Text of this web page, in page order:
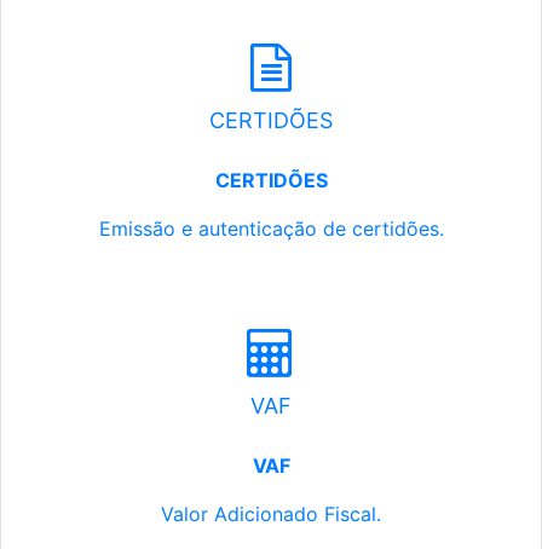
CERTIDÕES
CERTIDÕES
Emissão e autenticação de certidões.
VAF
VAF
Valor Adicionado Fiscal.